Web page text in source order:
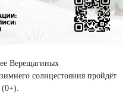
Верещагиных
солнцестояния пройдёт
(0+).